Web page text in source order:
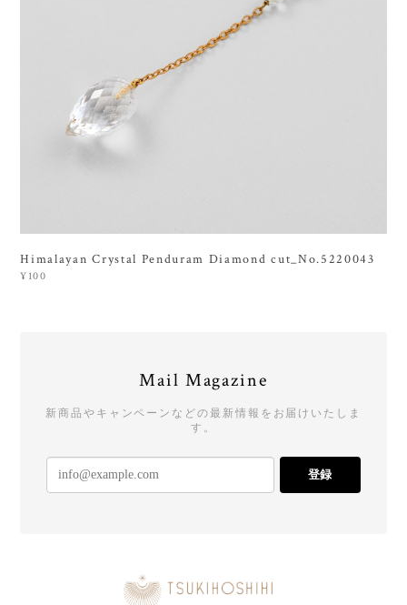
Himalayan Crystal Penduram Diamond cut_No.5220043
¥100
Mail Magazine
新商品やキャンペーンなどの最新情報をお届けいたしま
す。
登録